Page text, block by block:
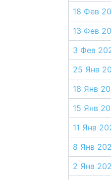
18 Фев
13 Фев
3 Фев
25 Янв
18 Янв
15 Янв
11 Янв
8 Янв
2 Янв